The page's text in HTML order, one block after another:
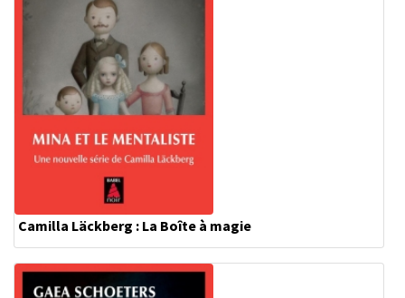
Camilla Läckberg : La Boîte à magie